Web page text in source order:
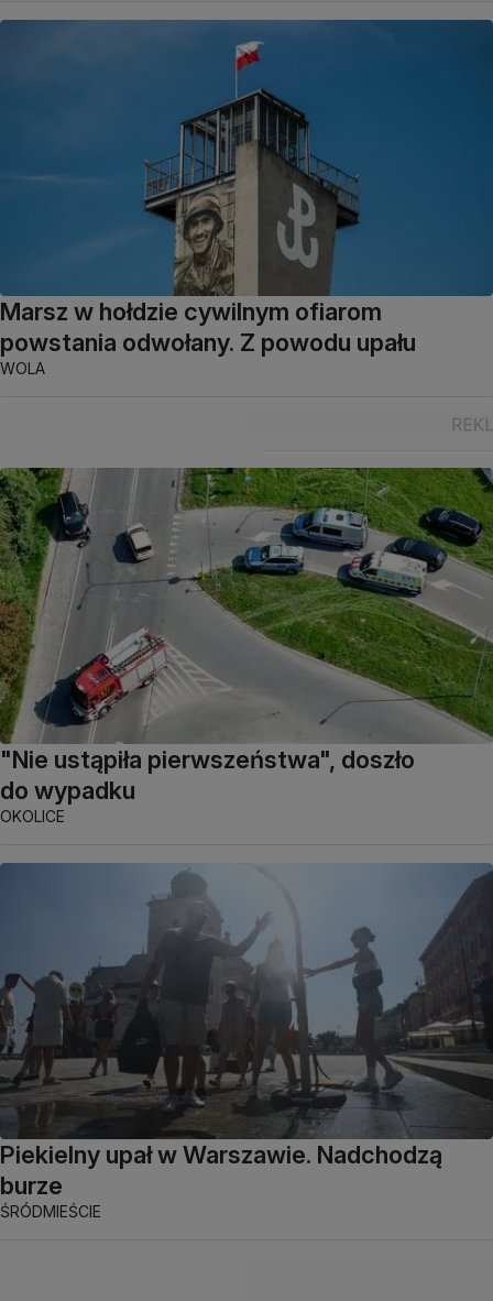
Marsz w hołdzie cywilnym ofiarom
powstania odwołany. Z powodu upału
WOLA
"Nie ustąpiła pierwszeństwa", doszło
do wypadku
OKOLICE
Piekielny upał w Warszawie. Nadchodzą
burze
ŚRÓDMIEŚCIE